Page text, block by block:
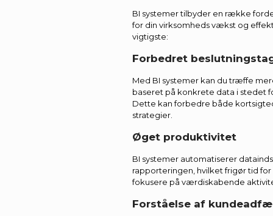
BI systemer tilbyder en række
for din virksomheds vækst og
vigtigste:
Forbedret
Med BI systemer kan du træffe
baseret på konkrete data i stedet
Dette kan forbedre både
strategier.
Øget produktivitet
BI systemer automatiserer
rapporteringen, hvilket frigør tid
fokusere på værdiskabende
Forståelse af